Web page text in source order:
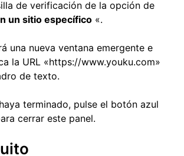
de verificación de la opción de
un sitio específico «.
una nueva ventana emergente e
la URL «https://www.youku.com»
de texto.
terminado, pulse el botón azul
cerrar este panel.